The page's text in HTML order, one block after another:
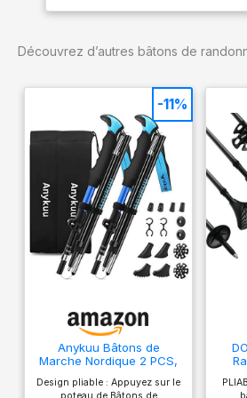
Unis
Découvrez d’autres bâtons de
Anykuu Bâtons de
Marche Nordique 2 PCS,
d'escalade, Bâtons de
Design pliable : Appuyez sur le
poteau de Bâtons de
-11%